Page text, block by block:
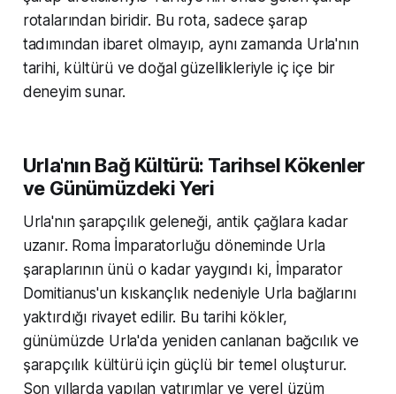
rotalarından biridir. Bu rota, sadece şarap
tadımından ibaret olmayıp, aynı zamanda Urla'nın
tarihi, kültürü ve doğal güzellikleriyle iç içe bir
deneyim sunar.
Urla'nın Bağ Kültürü: Tarihsel Kökenler
ve Günümüzdeki Yeri
Urla'nın şarapçılık geleneği, antik çağlara kadar
uzanır. Roma İmparatorluğu döneminde Urla
şaraplarının ünü o kadar yaygındı ki, İmparator
Domitianus'un kıskançlık nedeniyle Urla bağlarını
yaktırdığı rivayet edilir. Bu tarihi kökler,
günümüzde Urla'da yeniden canlanan bağcılık ve
şarapçılık kültürü için güçlü bir temel oluşturur.
Son yıllarda yapılan yatırımlar ve yerel üzüm